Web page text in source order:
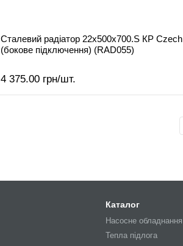
Сталевий радіатор 22х500х700.S КР Czech
(бокове підключення) (RAD055)
4 375.00 грн/шт.
Каталог
Насосне обладнання
Тепла підлога